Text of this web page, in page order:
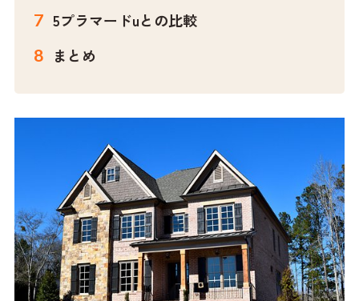
5プラマードuとの比較
まとめ